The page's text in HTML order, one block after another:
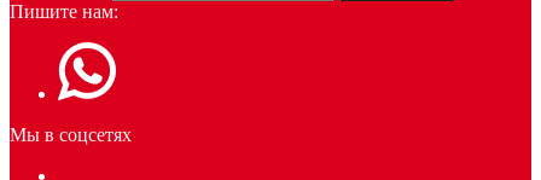
Пишите нам:
Мы в соцсетях